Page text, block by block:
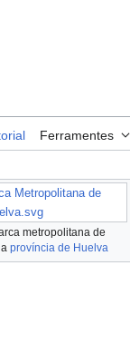
Ferramentes
Metropolitana de
metropolitana de
província de Huelva